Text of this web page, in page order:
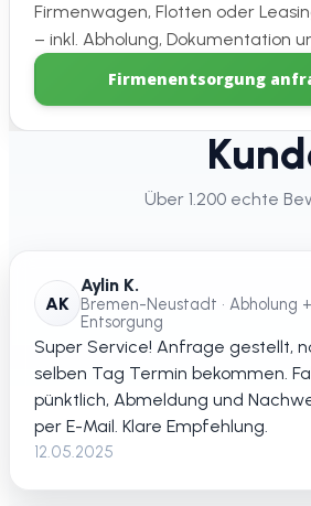
Firmenwagen, Flotten oder
– inkl. Abholung, Dokumentation
Firmenentsorgung
Über 1.200 echte
AK
Aylin K.
Bremen-Neustadt • Abholung +
Entsorgung
Super Service! Anfrage gestellt,
selben Tag Termin bekommen.
pünktlich, Abmeldung und
per E-Mail. Klare Empfehlung.
12.05.2025